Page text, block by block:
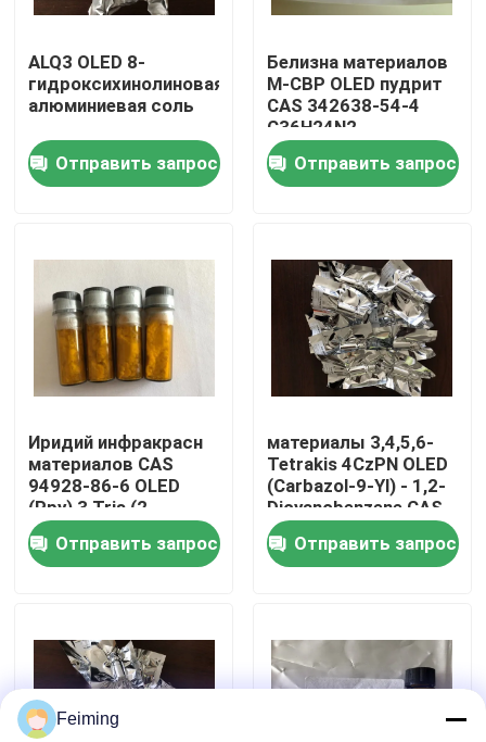
Дом
Продукты
О нас
Путешествие фабрики
Проверка качества
Свяжитесь мы
Мономер Polyimide
Резиновый материал для покрытий
ALQ3 OLED 8-
гидроксихинолиновая
алюминиевая соль
Отправить запрос
Белизна материалов
M-CBP OLED пудрит
CAS 342638-54-4
C36H24N2
Отправить запрос
Иридий инфракрасн
материалов CAS
94928-86-6 OLED
(Ppy) 3 Tris (2-
Phenylpyridine)
Отправить запрос
материалы 3,4,5,6-
Tetrakis 4CzPN OLED
(Carbazol-9-Yl) - 1,2-
Dicyanobenzene CAS
1416881-51-0
Отправить запрос
Feiming